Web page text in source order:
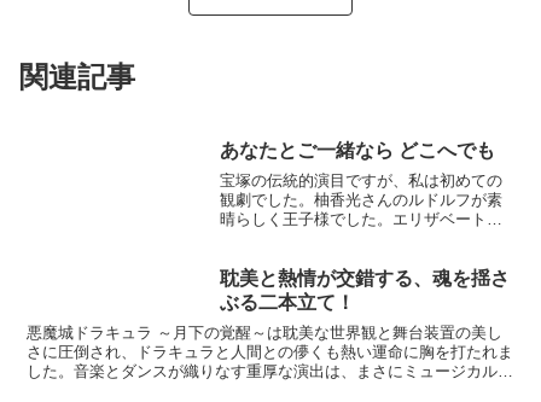
関連記事
あなたとご一緒なら どこへでも
宝塚の伝統的演目ですが、私は初めての
観劇でした。柚香光さんのルドルフが素
晴らしく王子様でした。エリザベートで
う貫禄があったように思います。星風ま
どかさんのマリーも、可愛...
耽美と熱情が交錯する、魂を揺さ
ぶる二本立て！
悪魔城ドラキュラ ～月下の覚醒～は耽美な世界観と舞台装置の美し
さに圧倒され、ドラキュラと人間との儚くも熱い運命に胸を打たれま
した。音楽とダンスが織りなす重厚な演出は、まさにミュージカル・